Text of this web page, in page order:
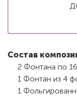
Состав
2 Фонтана по
1 Фонтан из 4
1